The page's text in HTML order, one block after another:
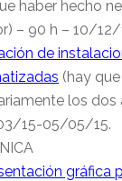
haber hecho
– 90 h – 10/
de
(hay
los dos
15-05/05/15.
gráfica